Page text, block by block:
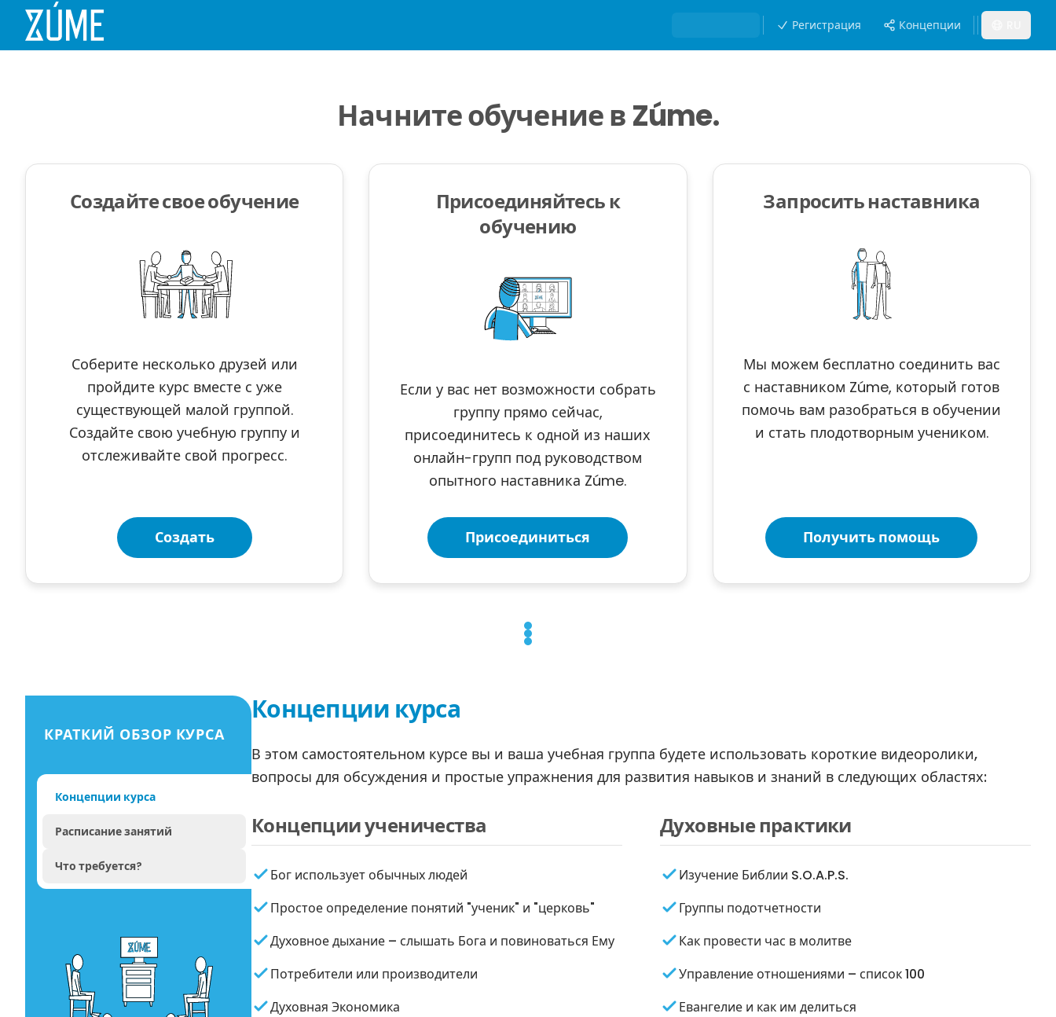
Регистрация Концепции
Начните обучение в Zúme.
Создайте свое обучение
Соберите несколько друзей или
пройдите курс вместе с уже
существующей малой группой.
Создайте свою учебную группу и
отслеживайте свой прогресс.
Создать
Присоединяйтесь к
обучению
Если у вас нет возможности собрать
группу прямо сейчас,
присоединитесь к одной из наших
онлайн-групп под руководством
опытного наставника Zúme.
Присоединиться
Запросить наставника
Мы можем бесплатно соединить вас
с наставником Zúme, который готов
помочь вам разобраться в обучении
и стать плодотворным учеником.
Получить помощь
КРАТКИЙ ОБЗОР КУРСА
Концепции курса
Расписание занятий
Что требуется?
Концепции курса
В этом самостоятельном курсе вы и ваша учебная группа будете использовать короткие видеоролики,
вопросы для обсуждения и простые упражнения для развития навыков и знаний в следующих областях:
Концепции ученичества
Бог использует обычных людей
Простое определение понятий "ученик" и "церковь"
Духовное дыхание – слышать Бога и повиноваться Ему
Потребители или производители
Духовная Экономика
Духовные практики
Изучение Библии S.O.A.P.S.
Группы подотчетности
Как провести час в молитве
Управление отношениями – список 100
Евангелие и как им делиться